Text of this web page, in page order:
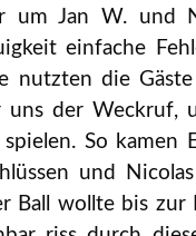
um Jan W. und
einfache
nutzten die
der Weckruf,
So kamen
und
Ball wollte bis zur